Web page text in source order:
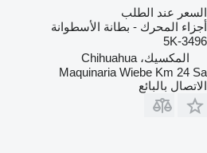
السعر عند الطلب
أجزاء المحرك - بطانة الأسطوانة
5K-3496
المكسيك، Chihuahua
Maquinaria Wiebe Km 24 Sa
الاتصال بالبائع